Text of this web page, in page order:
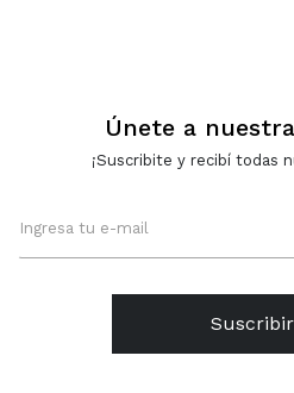
Únete a
¡Suscribite y recibí todas